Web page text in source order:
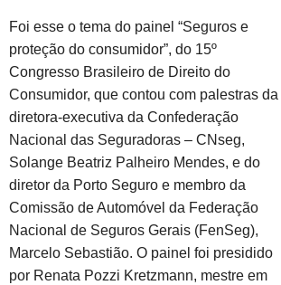
Foi esse o tema do painel “Seguros e
proteção do consumidor”, do 15º
Congresso Brasileiro de Direito do
Consumidor, que contou com palestras da
diretora-executiva da Confederação
Nacional das Seguradoras – CNseg,
Solange Beatriz Palheiro Mendes, e do
diretor da Porto Seguro e membro da
Comissão de Automóvel da Federação
Nacional de Seguros Gerais (FenSeg),
Marcelo Sebastião. O painel foi presidido
por Renata Pozzi Kretzmann, mestre em